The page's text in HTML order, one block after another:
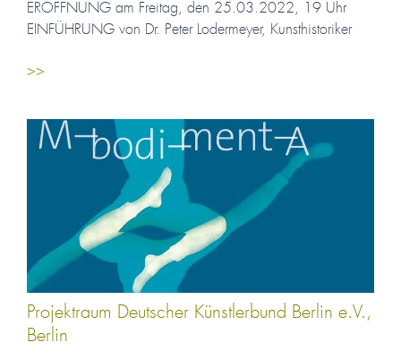
ERÖFFNUNG am Freitag, den 25.03.2022, 19 Uhr
EINFÜHRUNG von Dr. Peter Lodermeyer, Kunsthistoriker
>>
Projektraum Deutscher Künstlerbund Berlin e.V.,
Berlin